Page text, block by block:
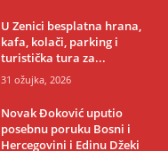
U Zenici besplatna hrana,
kafa, kolači, parking i
turistička tura za...
31 ožujka, 2026
Novak Đoković uputio
posebnu poruku Bosni i
Hercegovini i Edinu Džeki